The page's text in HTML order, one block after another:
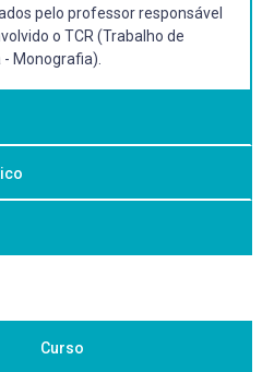
pelo professor responsável
o TCR (Trabalho de
Monografia).
de CTBMF se dá por
com ordem crescente
apresentados e
round, estudo, planejamento e
e/ou seminários presenciais ou
PERRI DE
Curso